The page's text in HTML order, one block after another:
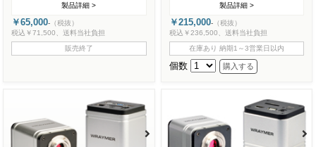
製品詳細 >
￥65,000- （税抜）
税込￥71,500、送料当社負担
販売終了
製品詳細 >
￥215,000- （税抜）
税込￥236,500、送料当社負担
在庫あり 納期1～3営業日以内
個数